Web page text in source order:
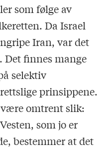
som følge av
Da Israel
Iran, var det
Det finnes mange
selektiv
prinsippene.
omtrent slik:
som jo er
bestemmer at det